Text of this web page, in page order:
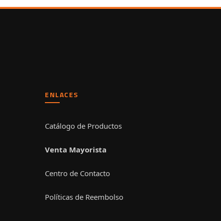
ENLACES
Catálogo de Productos
Venta Mayorista
Centro de Contacto
Políticas de Reembolso